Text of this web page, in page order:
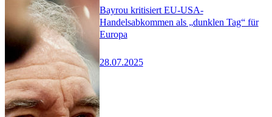
Bayrou kritisiert EU-USA-
Handelsabkommen als „dunklen Tag“ für
Europa
28.07.2025